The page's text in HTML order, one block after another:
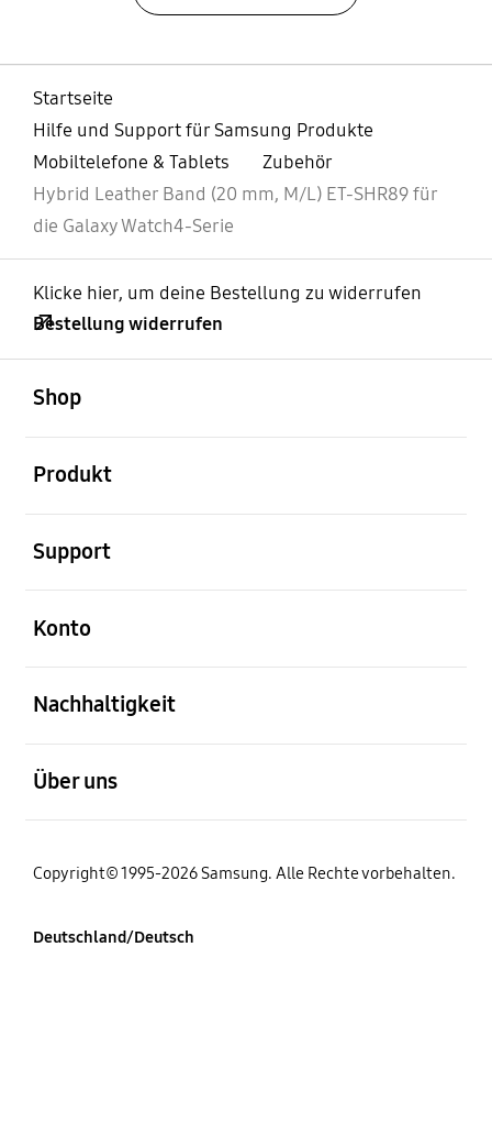
Startseite
Hilfe und Support für Samsung Produkte
Mobiltelefone & Tablets
Zubehör
Hybrid Leather Band (20 mm, M/L) ET-SHR89 für
die Galaxy Watch4-Serie
Klicke hier, um deine Bestellung zu widerrufen
Bestellung widerrufen
Shop
Produkt
Support
Konto
Nachhaltigkeit
Über uns
Copyright© 1995-2026 Samsung. Alle Rechte vorbehalten.
Deutschland/Deutsch